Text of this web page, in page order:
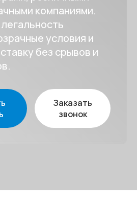
компаниями.
условия и
без срывов и
Заказать
звонок